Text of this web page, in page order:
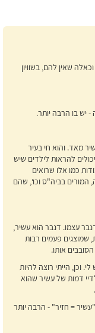
שאין להם, בשוויון
יש בו הרבה יותר.
מאד. והוא חי בעיר
להראות לילדים שיש
כמו אלו שרואים
בביה"ס וכו‘, שהם
עצמו. דנבר הוא עשיר,
שמוצגים פעמים רבות
אותו.
וכן, הייתי רוצה להיות
דמות של עשיר שהוא
= חזיר" - הרבה יותר